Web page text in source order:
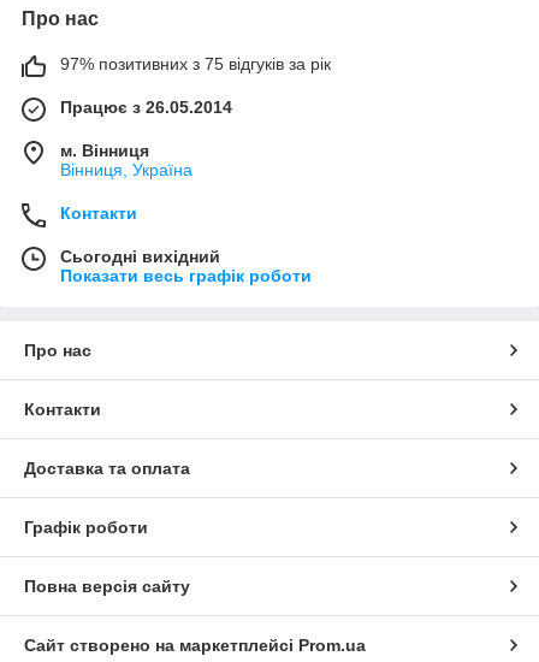
Про нас
97% позитивних з 75 відгуків за рік
Працює з 26.05.2014
м. Вінниця
Вінниця, Україна
Контакти
Сьогодні вихідний
Показати весь графік роботи
Про нас
Контакти
Доставка та оплата
Графік роботи
Повна версія сайту
Сайт створено на маркетплейсі Prom.ua